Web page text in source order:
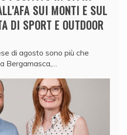
SUI MONTI E SUL
DI SPORT E OUTDOOR
di agosto sono più che
Bergamasca,…